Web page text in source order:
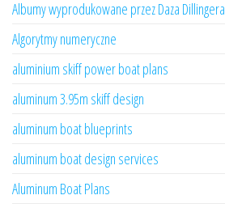
Albumy wyprodukowane przez Daza Dillingera
Algorytmy numeryczne
aluminium skiff power boat plans
aluminum 3.95m skiff design
aluminum boat blueprints
aluminum boat design services
Aluminum Boat Plans